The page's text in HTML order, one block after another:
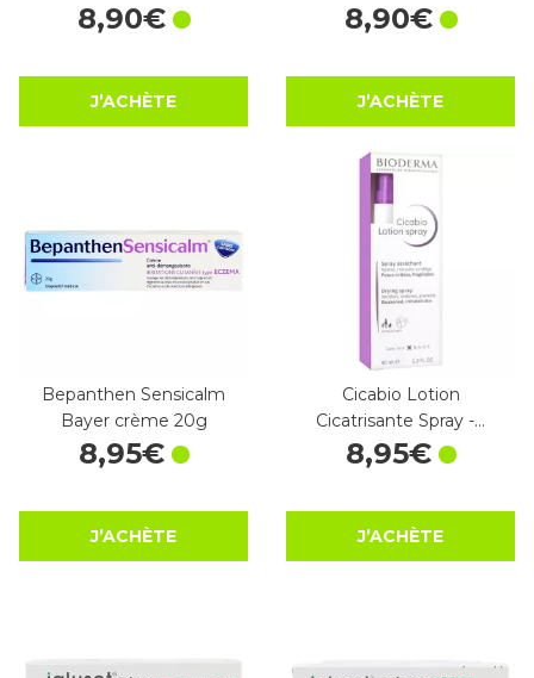
8,90€
J’ACHÈTE
8,90€
J’ACHÈTE
Bepanthen Sensicalm
Bayer crème 20g
8,95€
J’ACHÈTE
Cicabio Lotion
Cicatrisante Spray -…
8,95€
J’ACHÈTE